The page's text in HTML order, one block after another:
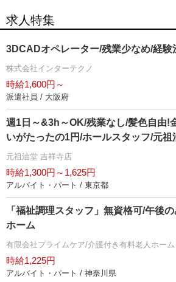
求人特集
3DCADオペレーター/残業少なめ/経験
株式会社インターテクノ
時給1,600円～
派遣社員 / 大阪府
週1日～&3h～OK/残業なし/髪色自由!
いがたったの1円/ホールスタッフ/元祖
元祖油堂 吉祥寺店
時給1,300円～1,625円
アルバイト・パート / 東京都
「福祉調理スタッフ」無資格可/午後
ホーム
有限会社プライムケア/介護付き有料老人ホー
時給1,225円
アルバイト・パート / 神奈川県